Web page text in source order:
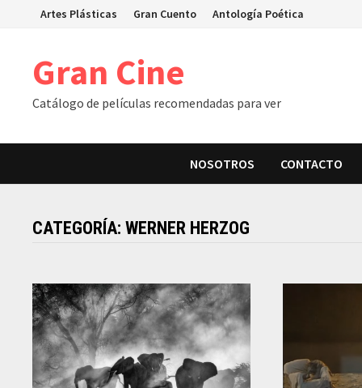
Artes Plásticas Gran Cuento Antología Poética
Gran Cine
Catálogo de películas recomendadas para ver
NOSOTROS CONTACTO
CATEGORÍA:WERNER HERZOG